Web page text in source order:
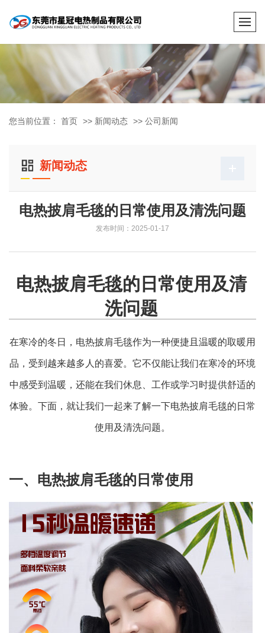
您当前位置： 首页 >> 新闻动态 >> 公司新闻
新闻动态
电热披肩毛毯的日常使用及清洗问题
发布时间：2025-01-17
电热披肩毛毯的日常使用及清
洗问题
在寒冷的冬日，电热披肩毛毯作为一种便捷且温暖的取暖用
品，受到越来越多人的喜爱。它不仅能让我们在寒冷的环境
中感受到温暖，还能在我们休息、工作或学习时提供舒适的
体验。下面，就让我们一起来了解一下电热披肩毛毯的日常
使用及清洗问题。
一、电热披肩毛毯的日常使用